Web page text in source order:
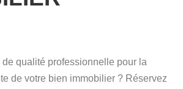
de qualité professionnelle pour la
de votre bien immobilier ? Réservez